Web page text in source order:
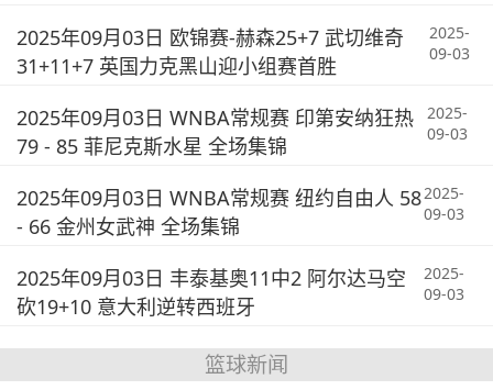
2025年09月03日 欧锦赛-赫森25+7 武切维奇
31+11+7 英国力克黑山迎小组赛首胜
2025-
09-03
2025年09月03日 WNBA常规赛 印第安纳狂热
79 - 85 菲尼克斯水星 全场集锦
2025-
09-03
2025年09月03日 WNBA常规赛 纽约自由人 58
- 66 金州女武神 全场集锦
2025-
09-03
2025年09月03日 丰泰基奥11中2 阿尔达马空
砍19+10 意大利逆转西班牙
2025-
09-03
篮球新闻